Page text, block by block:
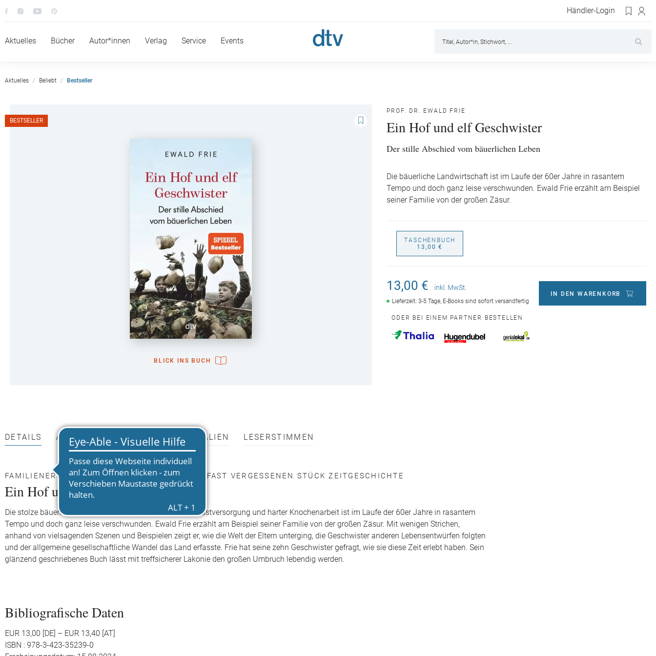
Händler-Login
Aktuelles Bücher Autor*innen Verlag Service Events
Aktuelles Beliebt Bestseller
BLICK INS BUCH
BESTSELLER
PROF. DR. EWALD FRIE
Ein Hof und elf Geschwister
Der stille Abschied vom bäuerlichen Leben
Die bäuerliche Landwirtschaft ist im Laufe der 60er Jahre in rasantem
Tempo und doch ganz leise verschwunden. Ewald Frie erzählt am Beispiel
seiner Familie von der großen Zäsur.
TASCHENBUCH
13,00 €
13,00 € inkl. MwSt.
Lieferzeit: 3-5 Tage, E-Books sind sofort versandfertig
IN DEN WARENKORB
ODER BEI EINEM PARTNER BESTELLEN
DETAILS AUTOR*INNEN PRESSEMATERIALIEN LESERSTIMMEN
FAMILIENERINNERUNG VERWOBEN MIT EINEM FAST VERGESSENEN STÜCK ZEITGESCHICHTE
Ein Hof und elf Geschwister
Die stolze bäuerliche Landwirtschaft mit Viehmärkten, Selbstversorgung und harter Knochenarbeit ist im Laufe der 60er Jahre in rasantem
Tempo und doch ganz leise verschwunden. Ewald Frie erzählt am Beispiel seiner Familie von der großen Zäsur. Mit wenigen Strichen,
anhand von vielsagenden Szenen und Beispielen zeigt er, wie die Welt der Eltern unterging, die Geschwister anderen Lebensentwürfen folgten
und der allgemeine gesellschaftliche Wandel das Land erfasste. Frie hat seine zehn Geschwister gefragt, wie sie diese Zeit erlebt haben. Sein
glänzend geschriebenes Buch lässt mit treffsicherer Lakonie den großen Umbruch lebendig werden.
Bibliografische Daten
EUR 13,00 [DE] – EUR 13,40 [AT]
ISBN : 978-3-423-35239-0